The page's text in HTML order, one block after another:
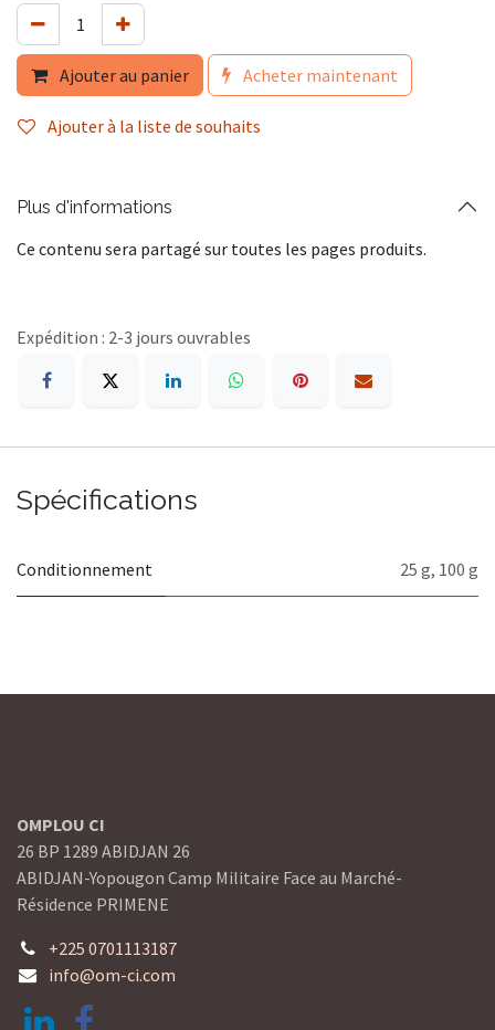
Ajouter au panier Acheter maintenant
Ajouter à la liste de souhaits
Plus d'informations
Ce contenu sera partagé sur toutes les pages produits.
Expédition : 2-3 jours ouvrables
Spécifications
Conditionnement 25 g, 100 g
OMPLOU CI
26 BP 1289 ABIDJAN 26
ABIDJAN-Yopougon Camp Militaire Face au Marché-
Résidence PRIMENE
+225 0701113187
info@om-ci.com